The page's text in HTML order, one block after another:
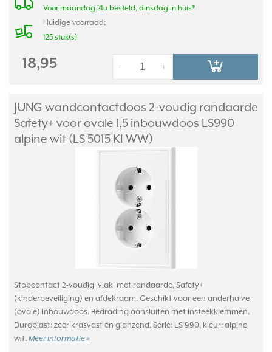
Voor maandag 21u besteld, dinsdag in huis*
Huidige voorraad:
125 stuk(s)
18,95 +
-
JUNG wandcontactdoos 2-voudig randaarde
Safety+ voor ovale 1,5 inbouwdoos LS990
alpine wit (LS 5015 KI WW)
Stopcontact 2-voudig 'vlak' met randaarde, Safety+
(kinderbeveiliging) en afdekraam. Geschikt voor een anderhalve
(ovale) inbouwdoos. Bedrading aansluiten met insteekklemmen.
Duroplast: zeer krasvast en glanzend. Serie: LS 990, kleur: alpine
wit. Meer informatie »